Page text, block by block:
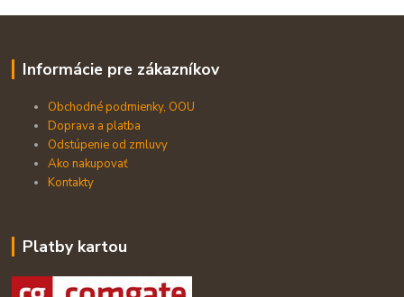
Informácie pre zákazníkov
Obchodné podmienky, OOU
Doprava a platba
Odstúpenie od zmluvy
Ako nakupovať
Kontakty
Platby kartou